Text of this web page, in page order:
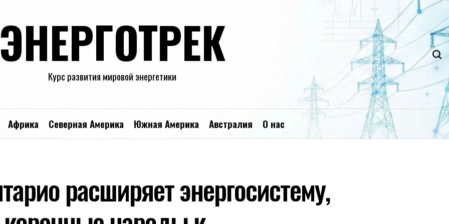
ЭНЕРГОТРЕК
Курс развития мировой энергетики
Африка Северная Америка Южная Америка Австралия О нас
расширяет энергосистему,